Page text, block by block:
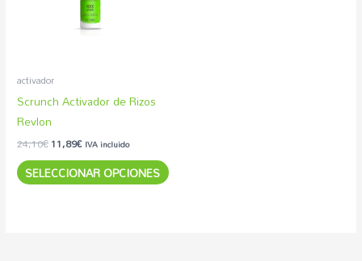
activador
Scrunch Activador de Rizos
Revlon
24,10€11,89€ IVA incluido
SELECCIONAR OPCIONES de